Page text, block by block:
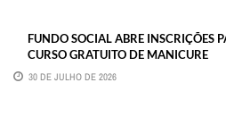
FUNDO SOCIAL ABRE INSCRIÇÕES
CURSO GRATUITO DE MANICURE
30 DE JULHO DE 2026